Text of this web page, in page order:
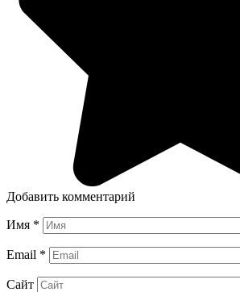
Добавить комментарий
Имя *
Email *
Сайт